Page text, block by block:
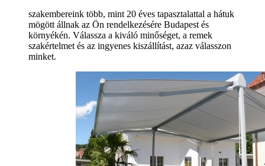
szakembereink több, mint 20 éves tapasztalattal a hátuk
mögött állnak az Ön rendelkezésére Budapest és
környékén. Válassza a kiváló minőséget, a remek
szakértelmet és az ingyenes kiszállítást, azaz válasszon
minket.